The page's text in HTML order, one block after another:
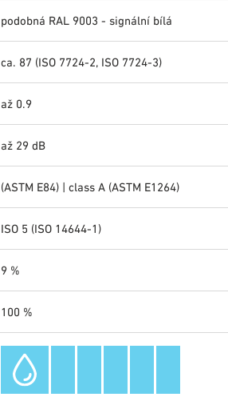
podobná RAL 9003 - signální bílá
ca. 87 (ISO 7724-2, ISO 7724-3)
až 0.9
až 29 dB
(ASTM E84) | class A (ASTM E1264)
ISO 5 (ISO 14644-1)
9 %
100 %